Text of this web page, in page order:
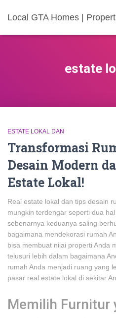
Local GTA Homes |
estate
ESTATE LOKAL DAN
Transformasi
Desain Modern
Estate Lokal!
Real estate lokal dan tips desain
mungkin terdengar seperti dua
sebenarnya keduanya saling
bagaimana mendekorasi rumah
bisa membuat nilai properti Anda
telusuri lebih dalam bagaimana
rumah Anda menjadi ruang yang
pasar real estate lokal di sekitar
Memilih Furnitur